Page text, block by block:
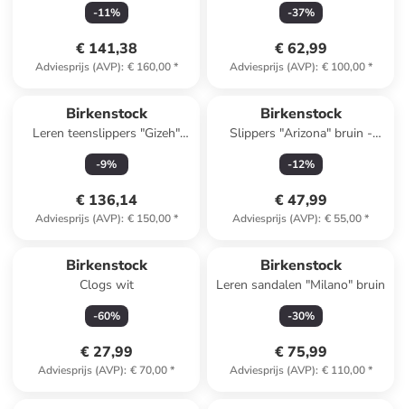
-11%
€ 141,38
Adviesprijs (AVP): € 160,00*
-37%
€ 62,99
Adviesprijs (AVP): € 100,00*
Birkenstock
Leren teenslippers "Gizeh"
bruin
-9%
€ 136,14
Adviesprijs (AVP): € 150,00*
Birkenstock
Slippers "Arizona" bruin -
wijdte N
-12%
€ 47,99
Adviesprijs (AVP): € 55,00*
Birkenstock
Clogs wit
-60%
€ 27,99
Adviesprijs (AVP): € 70,00*
Birkenstock
Leren sandalen "Milano" bruin
-30%
€ 75,99
Adviesprijs (AVP): € 110,00*